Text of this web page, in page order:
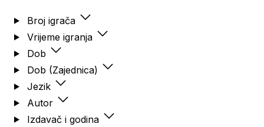
što više slave za svoje pleme.
Igra se temelji na mehanizmu "worker
placement", gdje igrači šalju svoje radnike na
različita područja na ploči kako bi sakupljali
resurse poput oružja i hrane, te se pripremali
za borbe. Borbe se odvijaju bacanjem kockica,
gdje su važni i strategija i sreća. Osim toga,
igrači mogu unajmljivati brodove i krećeti se na
opasna putovanja gdje se suočavaju s raznim
Broj igrača
Vrijeme igranja
Dob
Dob (Zajednica)
Jezik
Autor
Izdavač i godina